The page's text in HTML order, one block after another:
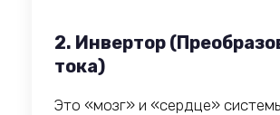
2. Инвертор
тока)
Это «мозг» и «сердце»